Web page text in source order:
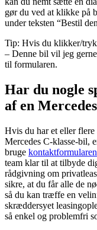
gør du ved at klikke på
under teksten “Bestil
Tip: Hvis du klikker/
– Denne bil vil jeg
til formularen.
Har du nogle
af en
Hvis du har et eller
Mercedes C-klasse-bil,
bruge kontaktformularen
team klar til at tilbyde
rådgivning om
sikre, at du får alle de
så du kan træffe en
skræddersyet
så enkel og problemfri